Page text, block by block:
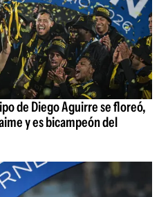
de Diego Aguirre se floreó,
y es bicampeón del